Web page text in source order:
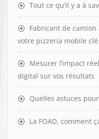
Tout ce qu’il y a à
Fabricant de
votre pizzeria mobile
Mesurer l’impact
digital sur vos résultats
Quelles astuces pour
La FOAD, comment